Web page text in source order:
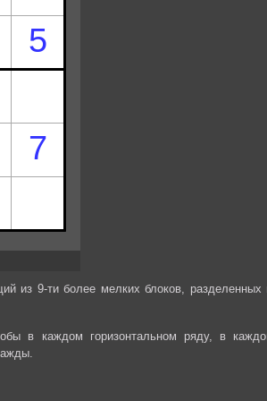
из 9-ти более мелких блоков, разделенных
в каждом горизонтальном ряду, в